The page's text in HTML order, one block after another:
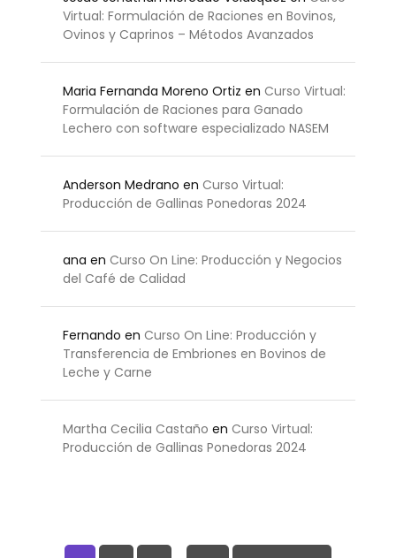
Virtual: Formulación de Raciones en Bovinos,
Ovinos y Caprinos – Métodos Avanzados
Maria Fernanda Moreno Ortiz en Curso Virtual:
Formulación de Raciones para Ganado
Lechero con software especializado NASEM
Anderson Medrano en Curso Virtual:
Producción de Gallinas Ponedoras 2024
ana en Curso On Line: Producción y Negocios
del Café de Calidad
Fernando en Curso On Line: Producción y
Transferencia de Embriones en Bovinos de
Leche y Carne
Martha Cecilia Castaño en Curso Virtual:
Producción de Gallinas Ponedoras 2024